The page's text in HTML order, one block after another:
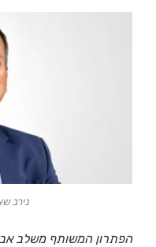
נירב
הפתרון המשותף משלב